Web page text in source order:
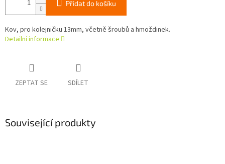
Přidat do košíku
Kov, pro kolejničku 13mm, včetně šroubů a hmoždinek.
Detailní informace
ZEPTAT SE SDÍLET
Související produkty